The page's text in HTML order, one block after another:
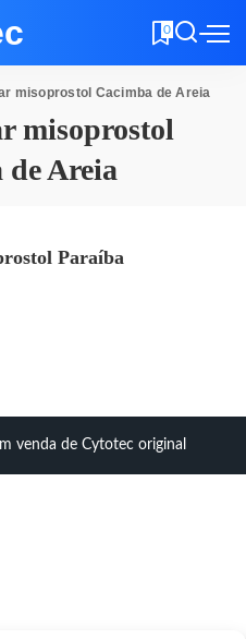
0
misoprostol Cacimba de Areia
misoprostol
de Areia
Paraíba
venda de Cytotec original